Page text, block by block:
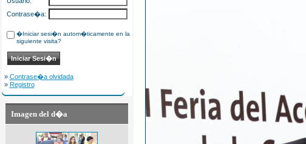
Contrase�a:
�Iniciar sesi�n autom�ticamente en la
siguiente visita?
» Contrase�a olvidada
» Registro
Imagen del d�a